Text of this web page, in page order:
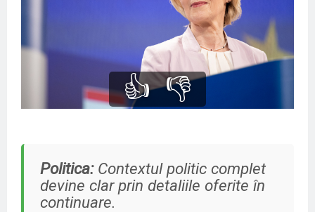
👍 👎
Politica:Contextul politic complet
devine clar prin detaliile oferite în
continuare.